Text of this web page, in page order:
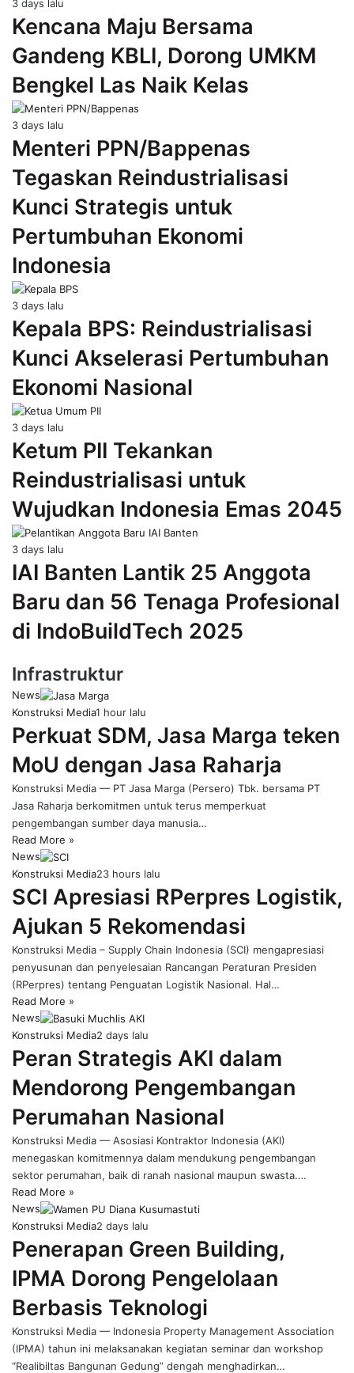
3 days lalu
Kencana Maju Bersama
Gandeng KBLI, Dorong UMKM
Bengkel Las Naik Kelas
3 days lalu
Menteri PPN/Bappenas
Tegaskan Reindustrialisasi
Kunci Strategis untuk
Pertumbuhan Ekonomi
Indonesia
3 days lalu
Kepala BPS: Reindustrialisasi
Kunci Akselerasi Pertumbuhan
Ekonomi Nasional
3 days lalu
Ketum PII Tekankan
Reindustrialisasi untuk
Wujudkan Indonesia Emas 2045
3 days lalu
IAI Banten Lantik 25 Anggota
Baru dan 56 Tenaga Profesional
di IndoBuildTech 2025
Infrastruktur
News
Konstruksi Media1 hour lalu
Perkuat SDM, Jasa Marga teken
MoU dengan Jasa Raharja
Konstruksi Media — PT Jasa Marga (Persero) Tbk. bersama PT
Jasa Raharja berkomitmen untuk terus memperkuat
pengembangan sumber daya manusia…
Read More »
News
Konstruksi Media23 hours lalu
SCI Apresiasi RPerpres Logistik,
Ajukan 5 Rekomendasi
Konstruksi Media – Supply Chain Indonesia (SCI) mengapresiasi
penyusunan dan penyelesaian Rancangan Peraturan Presiden
(RPerpres) tentang Penguatan Logistik Nasional. Hal…
Read More »
News
Konstruksi Media2 days lalu
Peran Strategis AKI dalam
Mendorong Pengembangan
Perumahan Nasional
Konstruksi Media — Asosiasi Kontraktor Indonesia (AKI)
menegaskan komitmennya dalam mendukung pengembangan
sektor perumahan, baik di ranah nasional maupun swasta.…
Read More »
News
Konstruksi Media2 days lalu
Penerapan Green Building,
IPMA Dorong Pengelolaan
Berbasis Teknologi
Konstruksi Media — Indonesia Property Management Association
(IPMA) tahun ini melaksanakan kegiatan seminar dan workshop
“Realibiltas Bangunan Gedung” dengah menghadirkan…